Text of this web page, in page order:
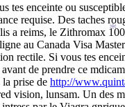
tes enceinte ou
requise. Des taches
a reims, le Zithromax
au Canada Visa
rectile. Si vous tes
de prendre ce
prise de http://
vision, lunsam. Un des
*